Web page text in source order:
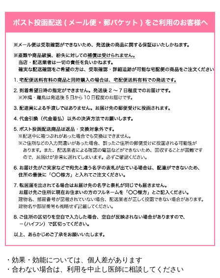
・効果・効能については、個人差があります
・合わない場合は、利用を中止し医師に相談してください